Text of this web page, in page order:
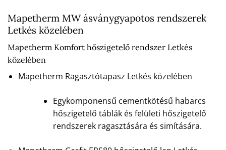
Mapetherm MW ásványgyapotos rendszerek
Letkés közelében
Mapetherm Komfort hőszigetelő rendszer Letkés
közelében
Mapetherm Ragasztótapasz Letkés közelében
Egykomponensű cementkötésű habarcs
hőszigetelő táblák és felületi hőszigetelő
rendszerek ragasztására és simítására.